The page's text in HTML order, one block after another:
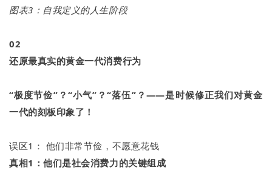
图表3：自我定义的人生阶段
02
还原最真实的黄金一代消费行为
“极度节俭”？“小气”？“落伍”？ ——是时候修正我们对黄金
一代的刻板印象了！
误区1： 他们非常节俭，不愿意花钱
真相1：他们是社会消费力的关键组成